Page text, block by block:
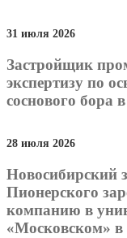
31 июля 2026
Застройщик
экспертизу по
соснового бора
28 июля 2026
Новосибирский
Пионерского
компанию в
«Московском»